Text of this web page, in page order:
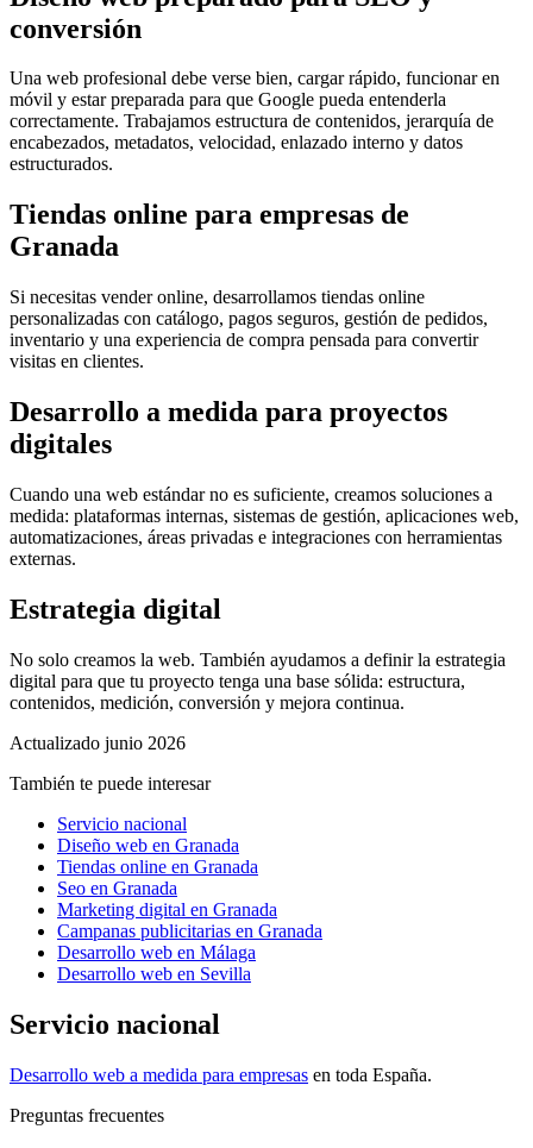
conversión
Una web profesional debe verse bien, cargar rápido, funcionar en
móvil y estar preparada para que Google pueda entenderla
correctamente. Trabajamos estructura de contenidos, jerarquía de
encabezados, metadatos, velocidad, enlazado interno y datos
estructurados.
Tiendas online para empresas de
Granada
Si necesitas vender online, desarrollamos tiendas online
personalizadas con catálogo, pagos seguros, gestión de pedidos,
inventario y una experiencia de compra pensada para convertir
visitas en clientes.
Desarrollo a medida para proyectos
digitales
Cuando una web estándar no es suficiente, creamos soluciones a
medida: plataformas internas, sistemas de gestión, aplicaciones web,
automatizaciones, áreas privadas e integraciones con herramientas
externas.
Estrategia digital
No solo creamos la web. También ayudamos a definir la estrategia
digital para que tu proyecto tenga una base sólida: estructura,
contenidos, medición, conversión y mejora continua.
Actualizado junio 2026
También te puede interesar
Servicio nacional
Diseño web en Granada
Tiendas online en Granada
Seo en Granada
Marketing digital en Granada
Campanas publicitarias en Granada
Desarrollo web en Málaga
Desarrollo web en Sevilla
Servicio nacional
Desarrollo web a medida para empresas en toda España.
Preguntas frecuentes